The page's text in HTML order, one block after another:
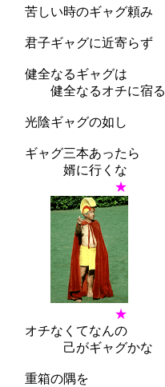
苦しい時のギャグ頼み
君子ギャグに近寄らず
健全なるギャグは
健全なるオチに宿る
光陰ギャグの如し
ギャグ三本あったら
婿に行くな
★
★
オチなくてなんの
己がギャグかな
重箱の隅を